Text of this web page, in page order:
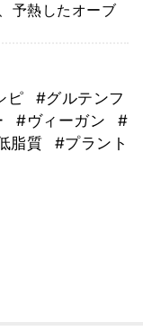
予熱したオーブ
ピ
#グルテンフ
#ヴィーガン
#
脂質
#プラント